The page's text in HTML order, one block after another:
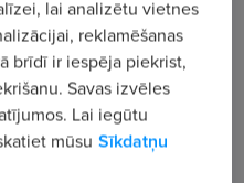
lai analizētu vietnes
reklamēšanas
brīdī ir iespēja piekrist,
Savas izvēles
Lai iegūtu
mūsu Sīkdatņu